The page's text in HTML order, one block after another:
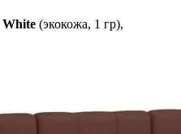
White (экокожа, 1 гр),